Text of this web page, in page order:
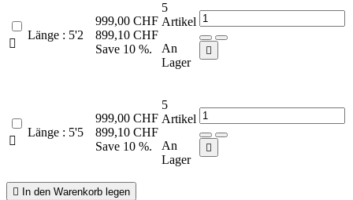

Länge : 5'2
999,00 CHF
899,10 CHF
Save 10 %.
5
Artikel
An
Lager


Länge : 5'5
999,00 CHF
899,10 CHF
Save 10 %.
5
Artikel
An
Lager


In den Warenkorb legen